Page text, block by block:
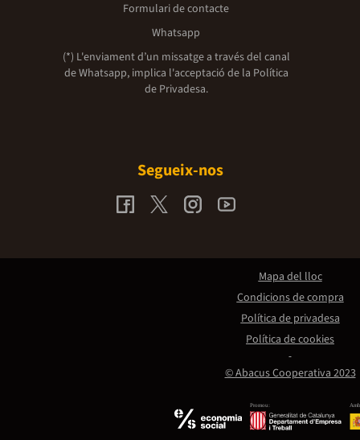
Formulari de contacte
Whatsapp
(*) L'enviament d’un missatge a través del canal
de Whatsapp, implica l'acceptació de la Política
de Privadesa.
Segueix-nos
Promou:
© Abacus Cooperativa 2023
Mapa del lloc
Condicions de compra
Política de privadesa
Política de cookies